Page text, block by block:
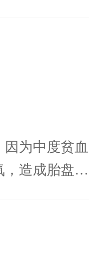
怀孕期间，
儿的身体导
育。
为中度贫血
造成胎盘的